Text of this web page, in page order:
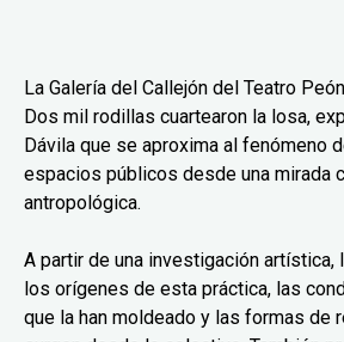
La Galería del Callejón del Teatro
Dos mil rodillas cuartearon la losa,
Dávila que se aproxima al fenómeno
espacios públicos desde una mirada
antropológica.
A partir de una investigación artística,
los orígenes de esta práctica, las
que la han moldeado y las formas de